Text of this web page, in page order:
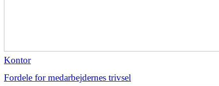
Kontor
Fordele for medarbejdernes trivsel